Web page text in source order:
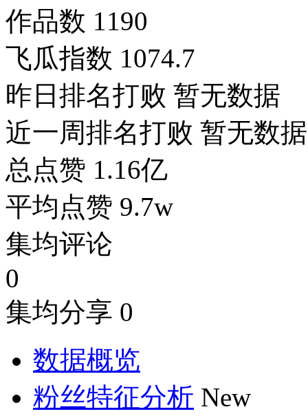
作品数 1190
飞瓜指数 1074.7
昨日排名打败 暂无数据
近一周排名打败 暂无数据
总点赞 1.16亿
平均点赞 9.7w
集均评论
0
集均分享 0
数据概览
粉丝特征分析 New